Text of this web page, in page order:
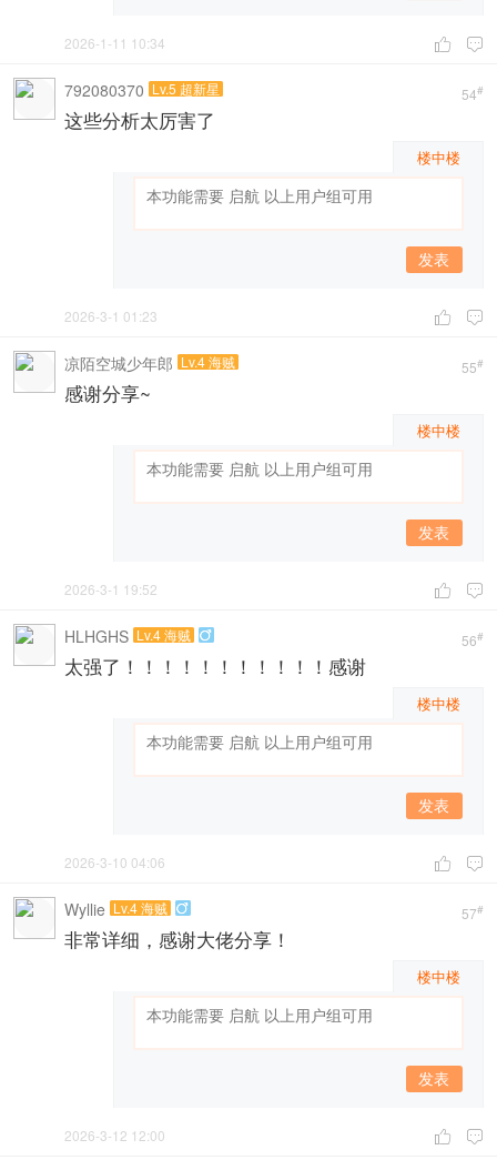
 
2026-1-11 10:34
54#
792080370 Lv.5 超新星
这些分析太厉害了
楼中楼
发表
 
2026-3-1 01:23
55#
凉陌空城少年郎 Lv.4 海贼
感谢分享~
楼中楼
发表
 
2026-3-1 19:52
56#
HLHGHS Lv.4 海贼 
太强了！！！！！！！！！！！感谢
楼中楼
发表
 
2026-3-10 04:06
57#
Wyllie Lv.4 海贼 
非常详细，感谢大佬分享！
楼中楼
发表
 
2026-3-12 12:00